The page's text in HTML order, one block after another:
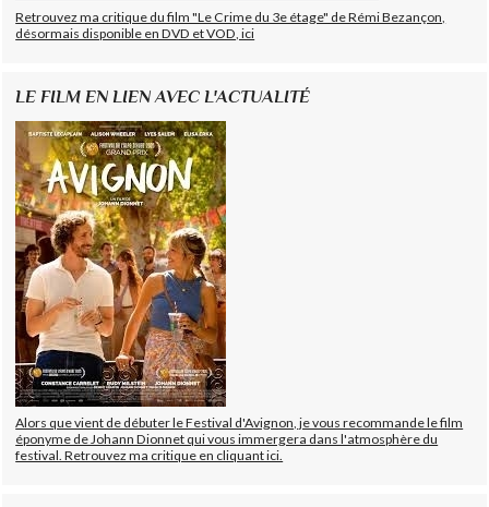
Retrouvez ma critique du film "Le Crime du 3e étage" de Rémi Bezançon,
désormais disponible en DVD et VOD, ici
LE FILM EN LIEN AVEC L'ACTUALITÉ
Alors que vient de débuter le Festival d'Avignon, je vous recommande le film
éponyme de Johann Dionnet qui vous immergera dans l'atmosphère du
festival. Retrouvez ma critique en cliquant ici.